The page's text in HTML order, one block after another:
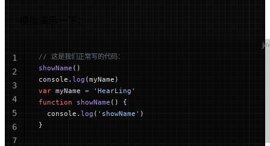
模拟演示一下：
// 这是我们正常写的代码：
showName ()
console. log (myName)
var myName = 'HearLing'
function showName () {
  console.
log ( 'showName' )
}
1
2
3
4
5
6
7